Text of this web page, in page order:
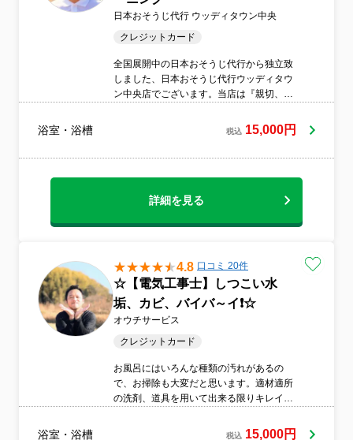
日本おそうじ代行 ウッディタウン中央
クレジットカード
全国展開中の日本おそうじ代行から独立致
しました、日本おそうじ代行ウッディタウ
ン中央店でございます。当店は『親切、丁
と作業いたします。◎感染対策は万全にし
て作業いたします◎安心の損害保険加入済
浴室・浴槽 税込 15,000円
詳細を見る
4.8 口コミ 20件
☆【電気工事士】しつこい水
垢、カビ、バイバ～イ❗☆
オウチサービス
クレジットカード
お風呂にはいろんな種類の汚れがあるの
で、お掃除も大変だと思います。適材適所
の洗剤、道具を用いて出来る限りキレイに
浴室・浴槽 税込 15,000円